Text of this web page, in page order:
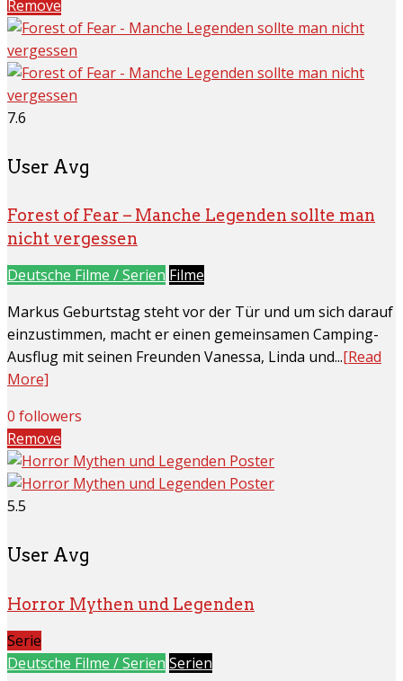
Remove
7.6
User Avg
Forest of Fear – Manche Legenden sollte man
nicht vergessen
Deutsche Filme / Serien Filme
Markus Geburtstag steht vor der Tür und um sich darauf
einzustimmen, macht er einen gemeinsamen Camping-
Ausflug mit seinen Freunden Vanessa, Linda und...[Read
More]
0 followers
Remove
5.5
User Avg
Horror Mythen und Legenden
Serie
Deutsche Filme / Serien Serien